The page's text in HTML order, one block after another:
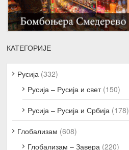
КАТЕГОРИЈЕ
Русија (332)
Русија – Русија и свет(150)
Русија – Русија и Србија (178)
Глобализам (608)
Глобализам – Завера (220)